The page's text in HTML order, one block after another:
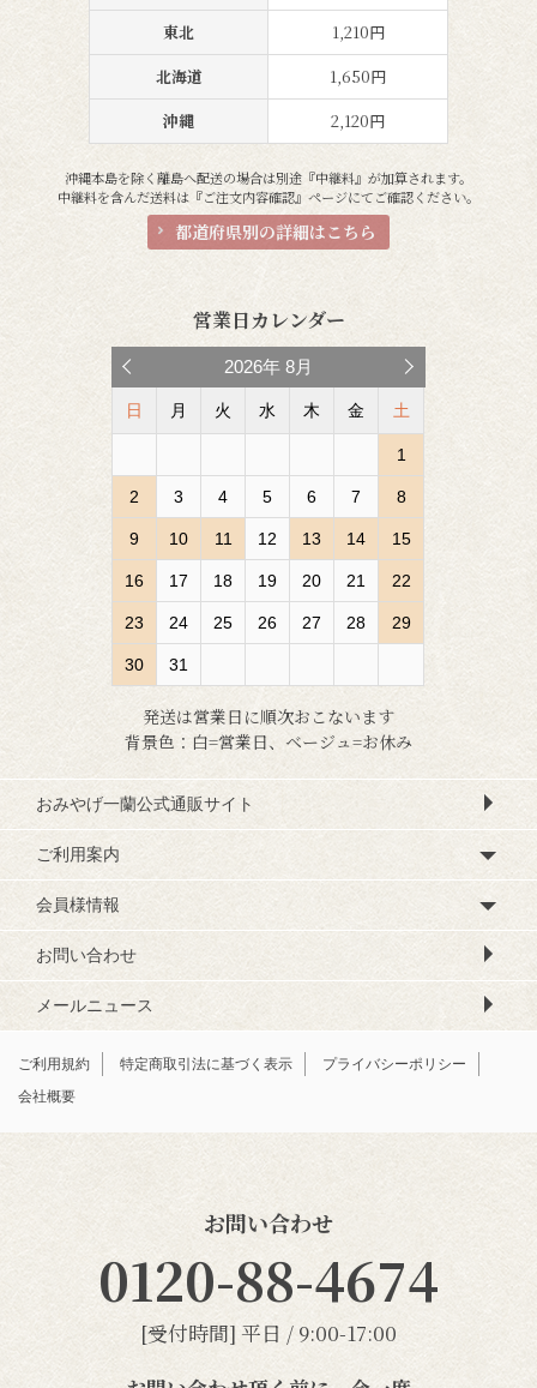
東北
北海道
沖縄
1,210円
1,650円
2,120円
沖縄本島を除く離島へ配送の場合は別途『中継料』が加算されます。
中継料を含んだ送料は『ご注文内容確認』ページにてご確認ください。
都道府県別の詳細はこちら
営業日カレンダー
2026年 8月
日 月 火 水 木 金 土
1
2 3 4 5 6 7 8
9 10 11 12 13 14 15
16 17 18 19 20 21 22
23 24 25 26 27 28 29
30 31
発送は営業日に順次おこないます
背景色：白=営業日、ベージュ=お休み
おみやげ一蘭公式通販サイト
ご利用案内
会員様情報
お問い合わせ
メールニュース
ご利用規約 特定商取引法に基づく表示
プライバシーポリシー
会社概要
お問い合わせ
0120-88-4674
[受付時間] 平日 / 9:00-17:00